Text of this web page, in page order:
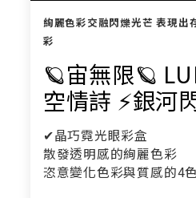
絢麗色彩交融閃爍光芒 表現出
彩
🪐宙無限🪐
空情詩 ⚡️銀河
✔晶巧霓光眼彩盒
散發透明感的絢麗色彩
恣意變化色彩與質感的4